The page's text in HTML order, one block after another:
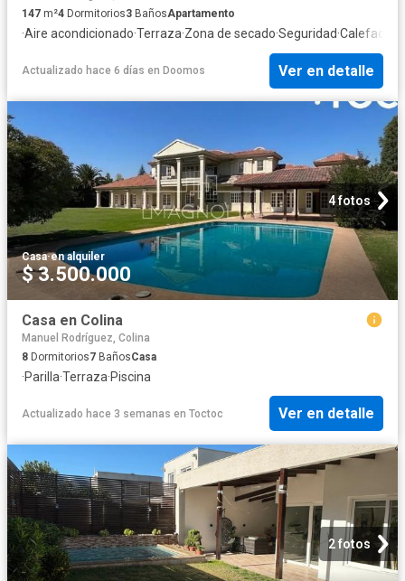
147 m²4 Dormitorios3 BañosApartamento
·Aire acondicionado·Terraza·Zona de secado·Seguridad·
Actualizado hace 6 días en Doomos Ver en detalle
4 fotos
Casa·en alquiler
$ 3.500.000
Casa en Colina
Manuel Rodríguez, Colina
8 Dormitorios7 BañosCasa
·Parilla·Terraza·Piscina
Actualizado hace 3 semanas en Toctoc Ver en detalle
2 fotos